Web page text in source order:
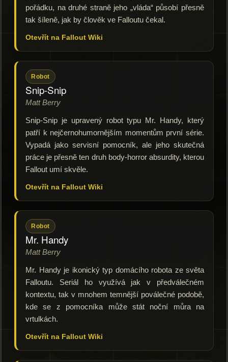
pořádku, na druhé straně jeho „vláda“ působí přesně
tak šíleně, jak by člověk ve Falloutu čekal.
Otevřít na Fallout Wiki
Snip-Snip
Matt Berry
Robot
Snip-Snip je upravený robot typu Mr. Handy, který
patří k nejčernohumornějším momentům první série.
Vypadá jako servisní pomocník, ale jeho skutečná
práce je přesně ten druh body-horror absurdity, kterou
Fallout umí skvěle.
Otevřít na Fallout Wiki
Mr. Handy
Matt Berry
Robot
Mr. Handy je ikonický typ domácího robota ze světa
Falloutu. Seriál ho využívá jak v předválečném
kontextu, tak v mnohem temnější poválečné podobě,
kde se z pomocníka může stát noční můra na
vrtulkách.
Otevřít na Fallout Wiki